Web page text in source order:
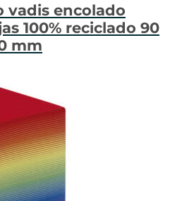
vadis encolado
100% reciclado 90
mm